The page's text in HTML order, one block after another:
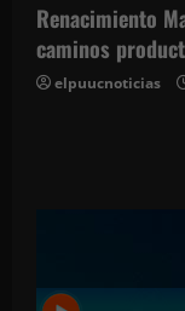
Renacimiento
caminos
elpuucnoticias